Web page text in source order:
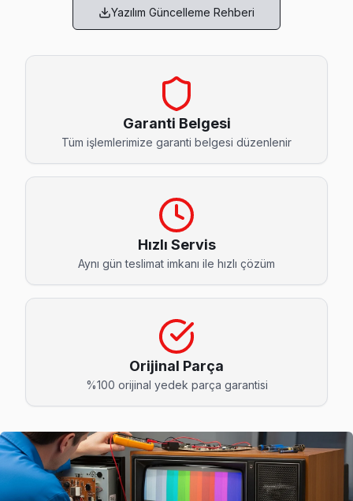
Beşiktaş genelinde Abbasağa bölgesinde Nordmende TV
Akatlar Nordmende Servis
Beşiktaş'da Akatlar bölgesi dahil tüm hizmet alanımızda
Akatlar Nordmende Açılmıyor Arıza →
Arnavutköy Nordmende Servis
Beşiktaş Nordmende Servis →
Balmumcu Nordmende Servis
Nordmende TV'niz Balmumcu'de arıza yaptıysa
Bebek Nordmende Servis
Bebek semtindeki Nordmende TV sorunları için kapıya
Bebek Nordmende Anakart Tamiri →
Cihannüma Nordmende Servis
Cihannüma mahallesi Nordmende TV servisinde şeffaf
Beşiktaş TV Servis Merkezi →
Dikilitaş Nordmende Servis
Yazılım Güncelleme Rehberi
Garanti Belgesi
Tüm işlemlerimize garanti belgesi düzenlenir
Hızlı Servis
Aynı gün teslimat imkanı ile hızlı çözüm
Orijinal Parça
%100 orijinal yedek parça garantisi